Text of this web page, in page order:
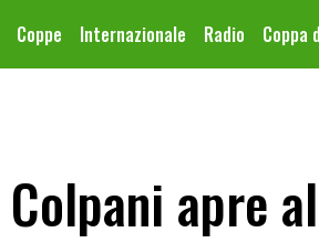
Coppe Internazionale Radio Coppa
apre